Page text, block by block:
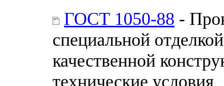
ГОСТ 1050-88 -
специальной
качественной
технические условия